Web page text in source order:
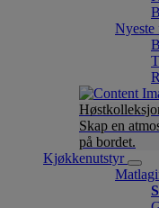
Nyeste
Skap en
på bordet.
Kjøkkenutstyr